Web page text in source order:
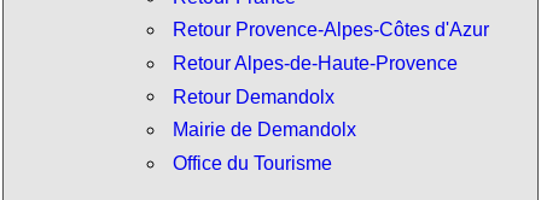
Retour Provence-Alpes-Côtes d'Azur
Retour Alpes-de-Haute-Provence
Retour Demandolx
Mairie de Demandolx
Office du Tourisme